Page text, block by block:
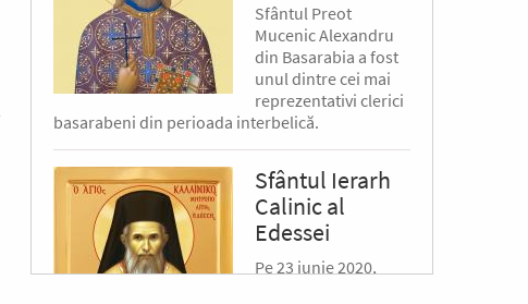
Sfântul Preot
Mucenic Alexandru
din Basarabia a fost
unul dintre cei mai
reprezentativi clerici
basarabeni din perioada interbelică.
Sfântul Ierarh
Calinic al
Edessei
Pe 23 iunie 2020,